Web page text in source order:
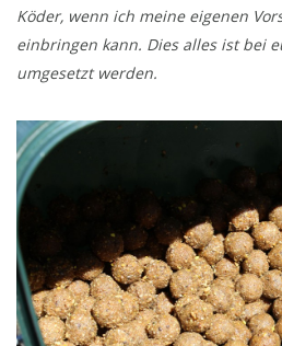
Köder, wenn ich meine eigenen
einbringen kann. Dies alles ist bei
umgesetzt werden.